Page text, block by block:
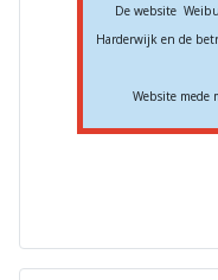
De website
Harderwijk en de
Website mede